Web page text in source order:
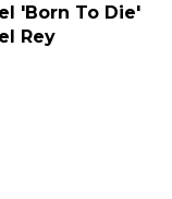
'Born To Die'
Rey